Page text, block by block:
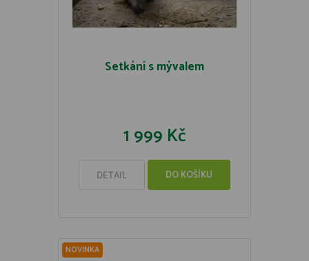
Setkání s mývalem
1 999 Kč
DETAIL DO KOŠÍKU
NOVINKA